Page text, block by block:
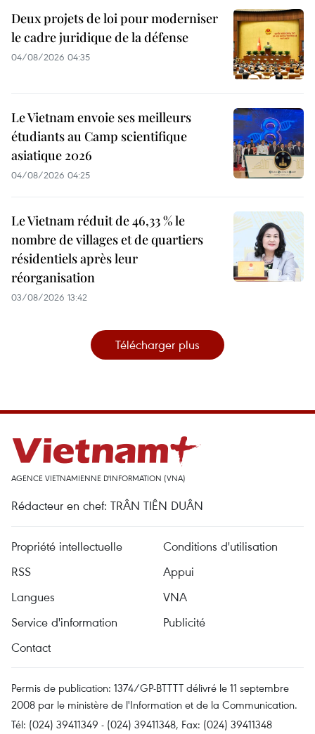
Deux projets de loi pour moderniser
le cadre juridique de la défense
04/08/2026 04:35
Le Vietnam envoie ses meilleurs
étudiants au Camp scientifique
asiatique 2026
04/08/2026 04:25
Le Vietnam réduit de 46,33 % le
nombre de villages et de quartiers
résidentiels après leur
réorganisation
03/08/2026 13:42
Télécharger plus
AGENCE VIETNAMIENNE D'INFORMATION (VNA)
Rédacteur en chef: TRÂN TIÊN DUÂN
Propriété intellectuelle
Conditions d'utilisation
RSS
Appui
Langues
VNA
Service d'information
Publicité
Contact
Permis de publication: 1374/GP-BTTTT délivré le 11 septembre
2008 par le ministère de l'Information et de la Communication.
Tél: (024) 39411349 - (024) 39411348, Fax: (024) 39411348